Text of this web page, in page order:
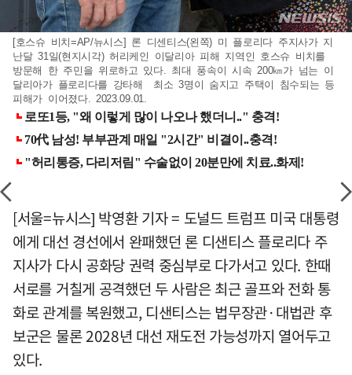
[호스슈 비치=AP/뉴시스] 론 디센티스(왼쪽) 미 플로리다 주지사가 지
난달 31일(현지시각) 허리케인 이달리아 피해 지역인 호스슈 비치를
방문해 한 주민을 위로하고 있다. 최대 풍속이 시속 200㎞가 넘는 이
달리아가 플로리다를 강타해 최소 3명이 숨지고 주택이 침수되는 등
피해가 이어졌다. 2023.09.01.
[서울=뉴시스] 박영환 기자 = 도널드 트럼프 미국 대통령
에게 대선 경선에서 완패했던 론 디샌티스 플로리다 주
지사가 다시 공화당 권력 중심부로 다가서고 있다. 한때
서로를 거칠게 공격했던 두 사람은 최근 골프와 전화 통
화로 관계를 복원했고, 디샌티스는 법무장관·대법관 후
보군은 물론 2028년 대선 재도전 가능성까지 열어두고
있다.